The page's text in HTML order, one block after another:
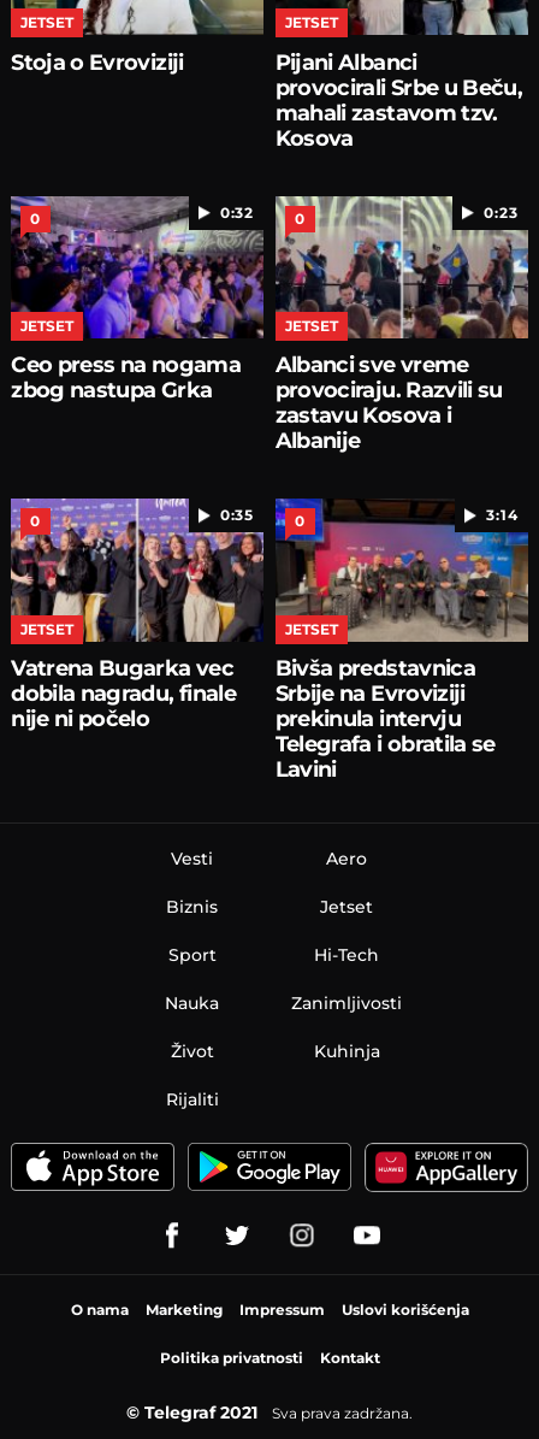
JETSET
Stoja o Evroviziji
JETSET
Pijani Albanci
provocirali Srbe u Beču,
mahali zastavom tzv.
Kosova
0:32
0
JETSET
Ceo press na nogama
zbog nastupa Grka
0:23
0
JETSET
Albanci sve vreme
provociraju. Razvili su
zastavu Kosova i
Albanije
0:35
0
JETSET
Vatrena Bugarka vec
dobila nagradu, finale
nije ni počelo
3:14
0
JETSET
Bivša predstavnica
Srbije na Evroviziji
prekinula intervju
Telegrafa i obratila se
Lavini
Vesti
Biznis
Sport
Nauka
Aero
Jetset
Hi-Tech
Zanimljivosti
Život Kuhinja
Rijaliti
O nama Marketing Impressum Uslovi korišćenja
Politika privatnosti Kontakt
© Telegraf 2021 Sva prava zadržana.